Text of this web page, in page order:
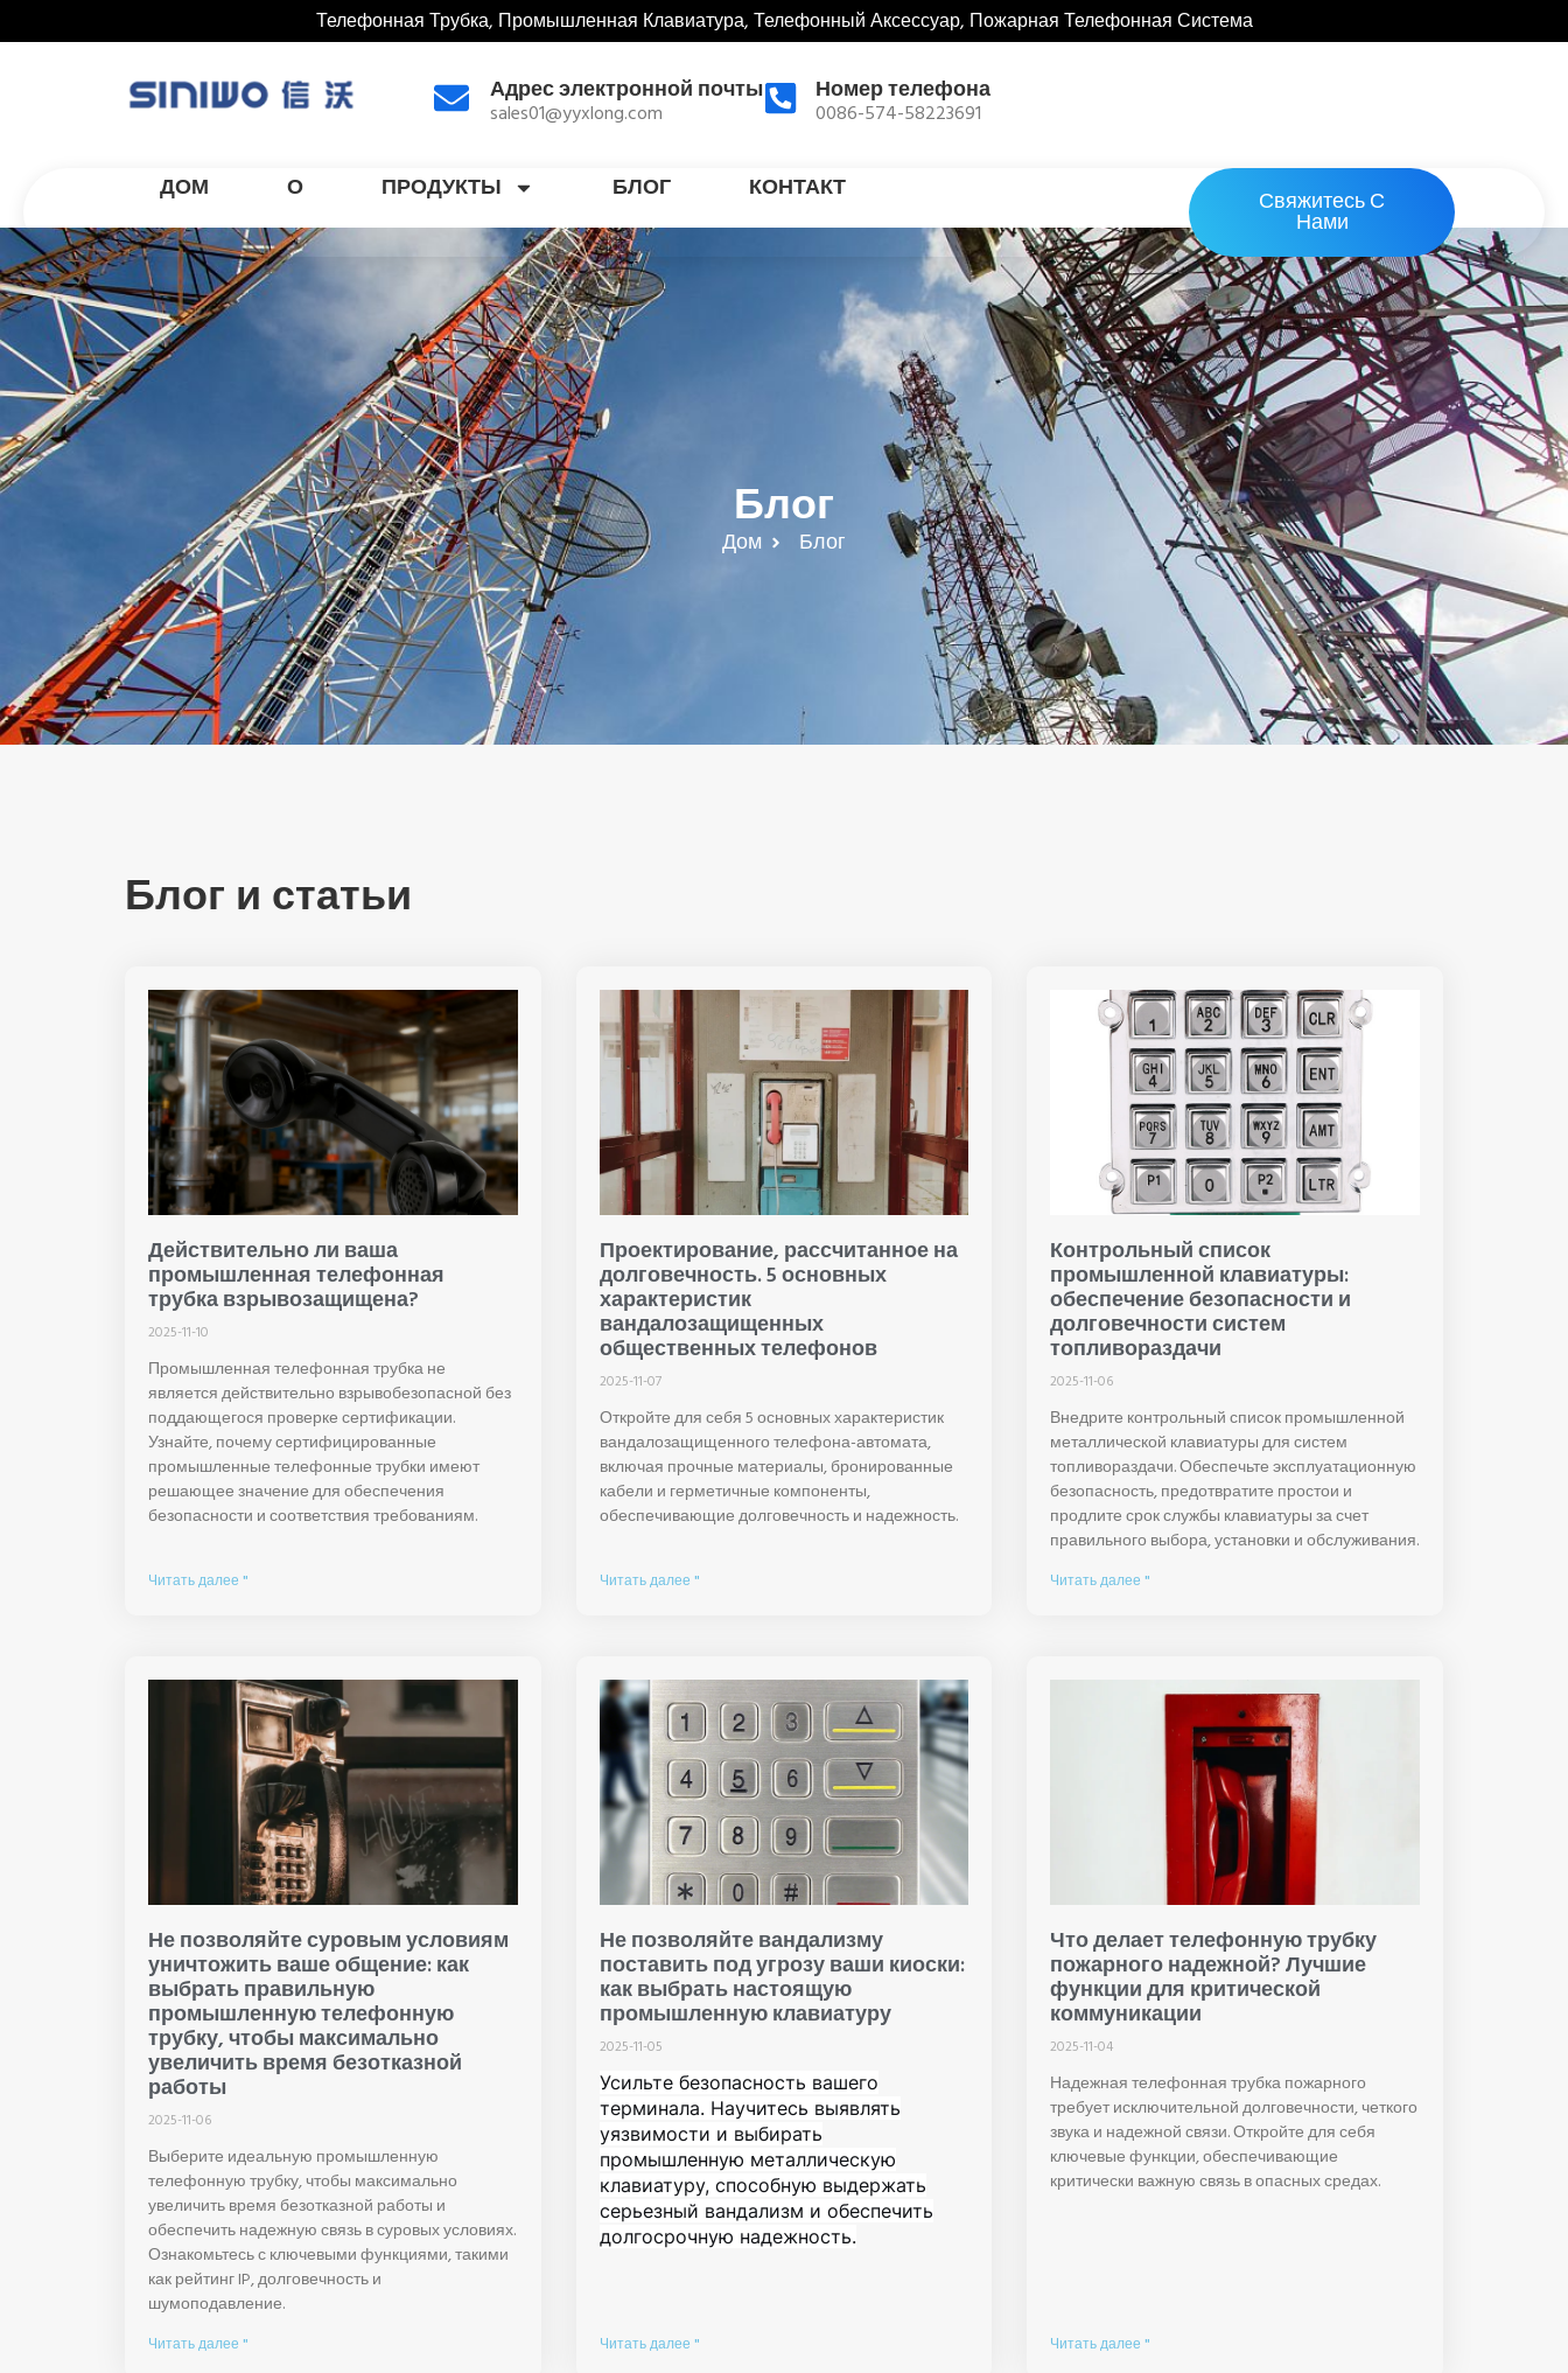
Телефонная Трубка, Промышленная Клавиатура, Телефонный Аксессуар, Пожарная Телефонная Система
Адрес электронной почты
sales01@yyxlong.com
Номер телефона
0086-574-58223691
ДОМ О ПРОДУКТЫ БЛОГ КОНТАКТ Свяжитесь С
Нами
Блог
Дом Блог
Блог и статьи
Действительно ли ваша
промышленная телефонная
трубка взрывозащищена?
2025-11-10
Промышленная телефонная трубка не
является действительно взрывобезопасной без
поддающегося проверке сертификации.
Узнайте, почему сертифицированные
промышленные телефонные трубки имеют
решающее значение для обеспечения
безопасности и соответствия требованиям.
Читать далее "
Проектирование, рассчитанное на
долговечность. 5 основных
характеристик
вандалозащищенных
общественных телефонов
2025-11-07
Откройте для себя 5 основных характеристик
вандалозащищенного телефона-автомата,
включая прочные материалы, бронированные
кабели и герметичные компоненты,
обеспечивающие долговечность и надежность.
Читать далее "
Контрольный список
промышленной клавиатуры:
обеспечение безопасности и
долговечности систем
топливораздачи
2025-11-06
Внедрите контрольный список промышленной
металлической клавиатуры для систем
топливораздачи. Обеспечьте эксплуатационную
безопасность, предотвратите простои и
продлите срок службы клавиатуры за счет
правильного выбора, установки и обслуживания.
Читать далее "
Не позволяйте суровым условиям
уничтожить ваше общение: как
выбрать правильную
промышленную телефонную
трубку, чтобы максимально
увеличить время безотказной
работы
2025-11-06
Выберите идеальную промышленную
телефонную трубку, чтобы максимально
увеличить время безотказной работы и
обеспечить надежную связь в суровых условиях.
Ознакомьтесь с ключевыми функциями, такими
как рейтинг IP, долговечность и
шумоподавление.
Читать далее "
Не позволяйте вандализму
поставить под угрозу ваши киоски:
как выбрать настоящую
промышленную клавиатуру
2025-11-05
Усильте безопасность вашего
терминала. Научитесь выявлять
уязвимости и выбирать
промышленную металлическую
клавиатуру, способную выдержать
серьезный вандализм и обеспечить
долгосрочную надежность.
Читать далее "
Что делает телефонную трубку
пожарного надежной? Лучшие
функции для критической
коммуникации
2025-11-04
Надежная телефонная трубка пожарного
требует исключительной долговечности, четкого
звука и надежной связи. Откройте для себя
ключевые функции, обеспечивающие
критически важную связь в опасных средах.
Читать далее "